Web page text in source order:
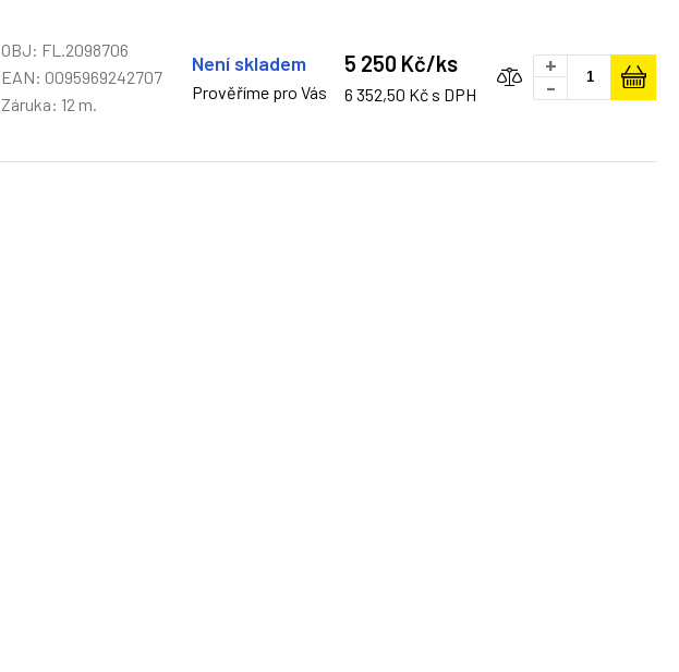
OBJ: FL.2098706
EAN: 0095969242707
Záruka: 12 m.
Není skladem
Prověříme pro Vás
5 250 Kč/ks
6 352,50 Kč s DPH
+
-